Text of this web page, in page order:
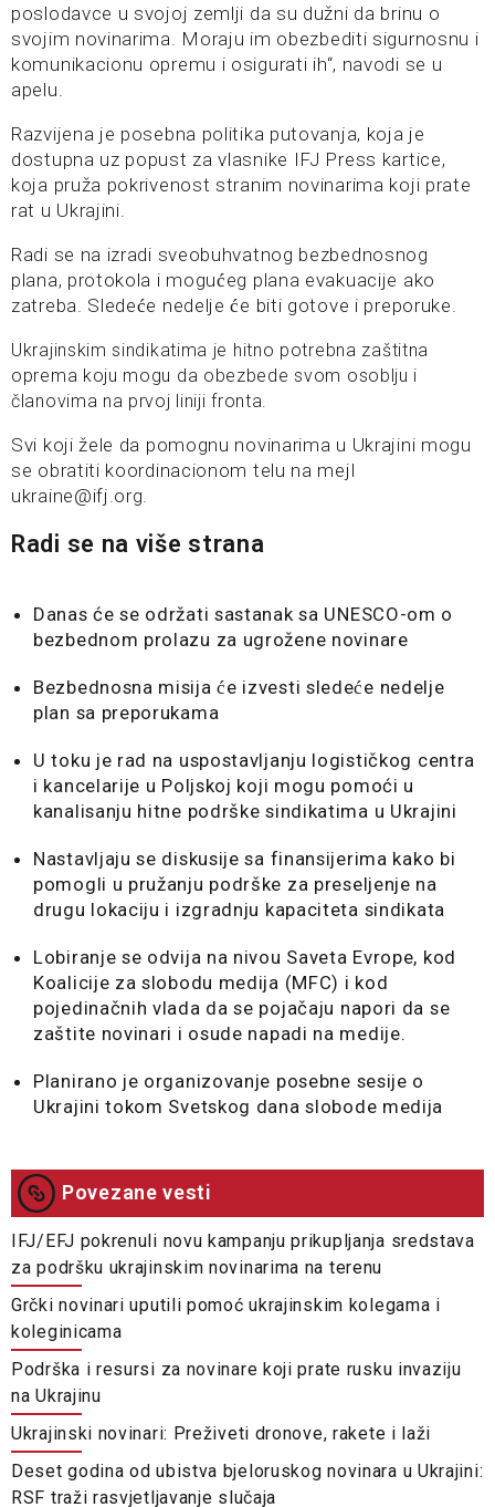
poslodavce u svojoj zemlji da su dužni da brinu o
svojim novinarima. Moraju im obezbediti sigurnosnu i
komunikacionu opremu i osigurati ih“, navodi se u
apelu.
Razvijena je posebna politika putovanja, koja je
dostupna uz popust za vlasnike IFJ Press kartice,
koja pruža pokrivenost stranim novinarima koji prate
rat u Ukrajini.
Radi se na izradi sveobuhvatnog bezbednosnog
plana, protokola i mogućeg plana evakuacije ako
zatreba. Sledeće nedelje će biti gotove i preporuke.
Ukrajinskim sindikatima je hitno potrebna zaštitna
oprema koju mogu da obezbede svom osoblju i
članovima na prvoj liniji fronta.
Svi koji žele da pomognu novinarima u Ukrajini mogu
se obratiti koordinacionom telu na mejl
ukraine@ifj.org.
Radi se na više strana
Danas će se održati sastanak sa UNESCO-om o
bezbednom prolazu za ugrožene novinare
Bezbednosna misija će izvesti sledeće nedelje
plan sa preporukama
U toku je rad na uspostavljanju logističkog centra
i kancelarije u Poljskoj koji mogu pomoći u
kanalisanju hitne podrške sindikatima u Ukrajini
Nastavljaju se diskusije sa finansijerima kako bi
pomogli u pružanju podrške za preseljenje na
drugu lokaciju i izgradnju kapaciteta sindikata
Lobiranje se odvija na nivou Saveta Evrope, kod
Koalicije za slobodu medija (MFC) i kod
pojedinačnih vlada da se pojačaju napori da se
zaštite novinari i osude napadi na medije.
Planirano je organizovanje posebne sesije o
Ukrajini tokom Svetskog dana slobode medija
Povezane vesti
IFJ/EFJ pokrenuli novu kampanju prikupljanja sredstava
za podršku ukrajinskim novinarima na terenu
Grčki novinari uputili pomoć ukrajinskim kolegama i
koleginicama
Podrška i resursi za novinare koji prate rusku invaziju
na Ukrajinu
Ukrajinski novinari: Preživeti dronove, rakete i laži
Deset godina od ubistva bjeloruskog novinara u Ukrajini:
RSF traži rasvjetljavanje slučaja